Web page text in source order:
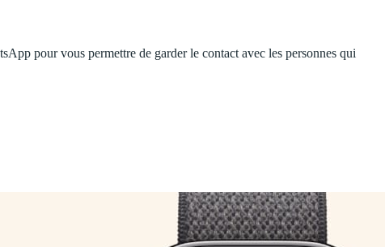
pour vous permettre de garder le contact avec les personnes qui